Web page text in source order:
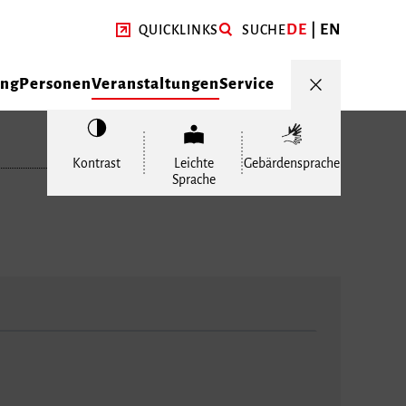
QUICKLINKS SUCHEDE EN
PersonenVeranstaltungenService
Kontrast
Leichte
Sprache
Gebärdensprache